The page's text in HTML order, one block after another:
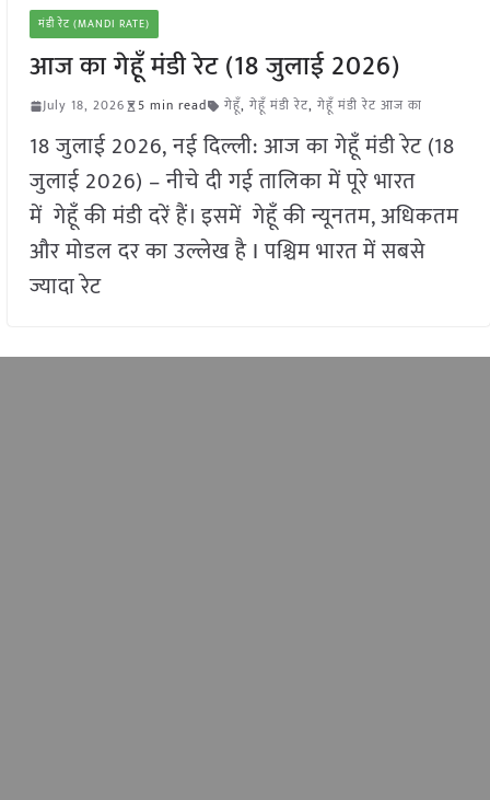
मंडी रेट (MANDI RATE)
आज का गेहूँ मंडी रेट (18 जुलाई 2026)
July 18, 2026 5 min read गेहूँ, गेहूँ मंडी रेट, गेहूँ मंडी रेट आज का
18 जुलाई 2026, नई दिल्ली: आज का गेहूँ मंडी रेट (18
जुलाई 2026) – नीचे दी गई तालिका में पूरे भारत
में गेहूँ की मंडी दरें हैं। इसमें गेहूँ की न्यूनतम, अधिकतम
और मोडल दर का उल्लेख है I पश्चिम भारत में सबसे
ज्यादा रेट